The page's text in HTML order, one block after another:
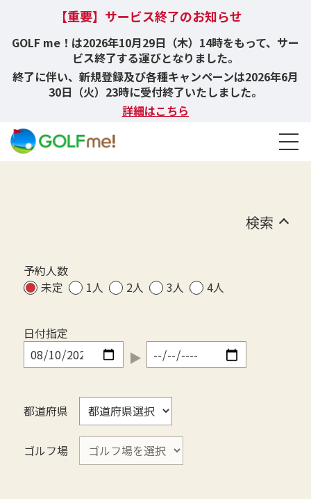
【重要】サービス終了のお知らせ
GOLF me！は2026年10月29日（木）14時をもって、サー
ビス終了する運びとなりました。
終了に伴い、新規登録及び各種キャンペーンは2026年6月
30日（火）23時に受付終了いたしました。
詳細はこちら
検索
予約人数
未定
1人 2人 3人 4人
日付指定
都道府県
ゴルフ場